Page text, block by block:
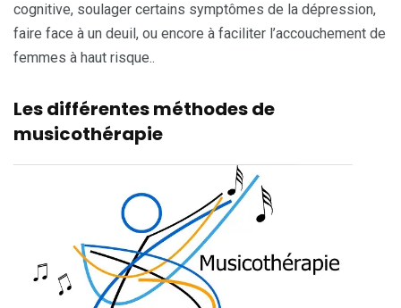
cognitive, soulager certains symptômes de la dépression,
faire face à un deuil, ou encore à faciliter l’accouchement de
femmes à haut risque..
Les différentes méthodes de
musicothérapie